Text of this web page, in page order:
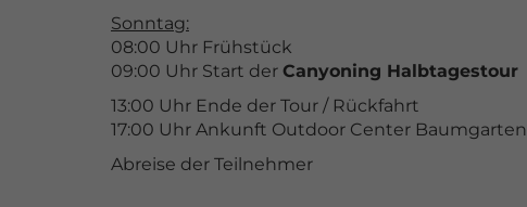
Sonntag:
08:00 Uhr Frühstück
09:00 Uhr Start der Canyoning Halbtagestour
13:00 Uhr Ende der Tour / Rückfahrt
17:00 Uhr Ankunft Outdoor Center Baumgarten
Abreise der Teilnehmer